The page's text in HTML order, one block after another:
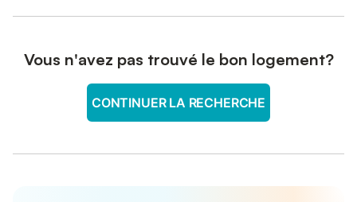
Vous n'avez pas trouvé le bon logement?
CONTINUER LA RECHERCHE